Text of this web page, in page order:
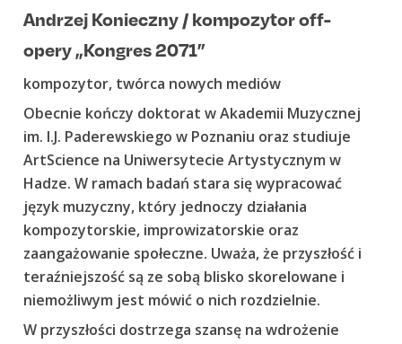
Andrzej Konieczny / kompozytor off-
opery „Kongres 2071”
kompozytor, twórca nowych mediów
Obecnie kończy doktorat w Akademii Muzycznej
im. I.J. Paderewskiego w Poznaniu oraz studiuje
ArtScience na Uniwersytecie Artystycznym w
Hadze. W ramach badań stara się wypracować
język muzyczny, który jednoczy działania
kompozytorskie, improwizatorskie oraz
zaangażowanie społeczne. Uważa, że przyszłość i
teraźniejszość są ze sobą blisko skorelowane i
niemożliwym jest mówić o nich rozdzielnie.
W przyszłości dostrzega szansę na wdrożenie